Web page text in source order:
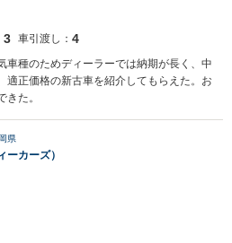
3 車引渡し： 4
車種のためディーラーでは納期が長く、中
適正価格の新古車を紹介してもらえた。お
た。
県
カーズ）